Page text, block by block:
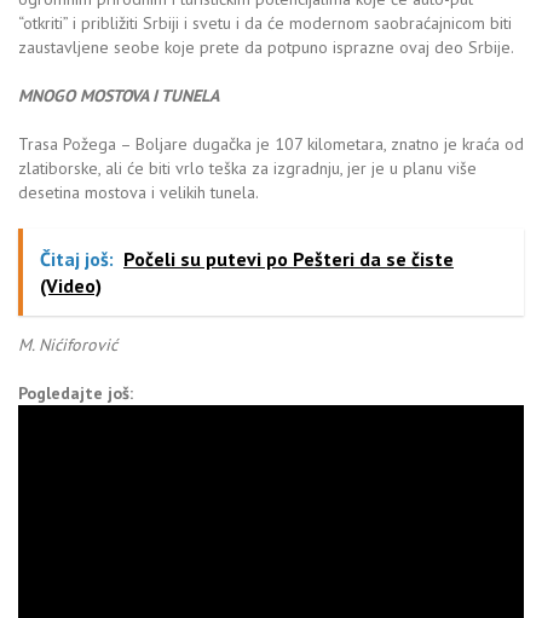
“otkriti” i približiti Srbiji i svetu i da će modernom saobraćajnicom biti
zaustavljene seobe koje prete da potpuno isprazne ovaj deo Srbije.
MNOGO MOSTOVA I TUNELA
Trasa Požega – Boljare dugačka je 107 kilometara, znatno je kraća od
zlatiborske, ali će biti vrlo teška za izgradnju, jer je u planu više
desetina mostova i velikih tunela.
Čitaj još: Počeli su putevi po Pešteri da se čiste
(Video)
M. Nićiforović
Pogledajte još: